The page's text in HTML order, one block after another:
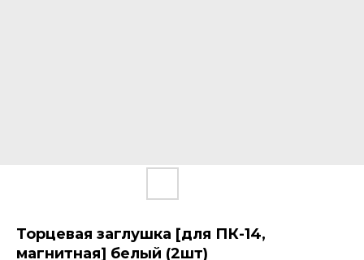
Торцевая заглушка [для ПК-14,
магнитная] белый (2шт)